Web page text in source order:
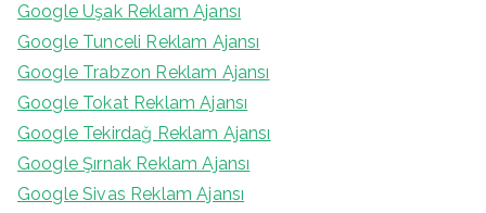
Google Uşak Reklam Ajansı
Google Tunceli Reklam Ajansı
Google Trabzon Reklam Ajansı
Google Tokat Reklam Ajansı
Google Tekirdağ Reklam Ajansı
Google Şırnak Reklam Ajansı
Google Sivas Reklam Ajansı